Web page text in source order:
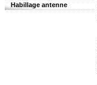
Habillage antenne